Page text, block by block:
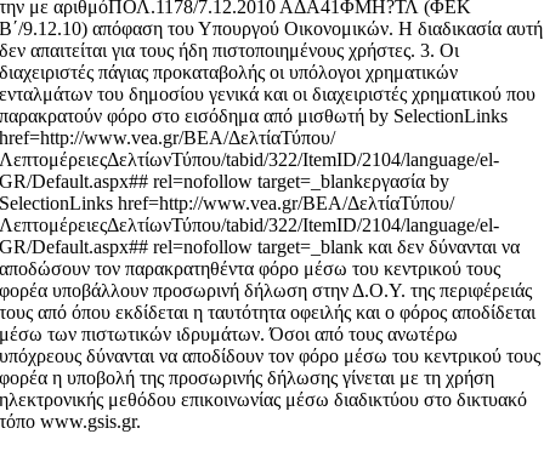
την με αριθμόΠΟΛ.1178/7.12.2010 ΑΔΑ41ΦΜΗ?ΤΛ (ΦΕΚ
Β΄/9.12.10) απόφαση του Υπουργού Οικονομικών. Η διαδικασία αυτή
δεν απαιτείται για τους ήδη πιστοποιημένους χρήστες. 3. Οι
διαχειριστές πάγιας προκαταβολής οι υπόλογοι χρηματικών
ενταλμάτων του δημοσίου γενικά και οι διαχειριστές χρηματικού που
παρακρατούν φόρο στο εισόδημα από μισθωτή by SelectionLinks
href=http://www.vea.gr/ΒΕΑ/ΔελτίαΤύπου/
ΛεπτομέρειεςΔελτίωνΤύπου/tabid/322/ItemID/2104/language/el-
GR/Default.aspx## rel=nofollow target=_blankεργασία by
SelectionLinks href=http://www.vea.gr/ΒΕΑ/ΔελτίαΤύπου/
ΛεπτομέρειεςΔελτίωνΤύπου/tabid/322/ItemID/2104/language/el-
GR/Default.aspx## rel=nofollow target=_blank και δεν δύνανται να
αποδώσουν τον παρακρατηθέντα φόρο μέσω του κεντρικού τους
φορέα υποβάλλουν προσωρινή δήλωση στην Δ.Ο.Υ. της περιφέρειάς
τους από όπου εκδίδεται η ταυτότητα οφειλής και ο φόρος αποδίδεται
μέσω των πιστωτικών ιδρυμάτων. Όσοι από τους ανωτέρω
υπόχρεους δύνανται να αποδίδουν τον φόρο μέσω του κεντρικού τους
φορέα η υποβολή της προσωρινής δήλωσης γίνεται με τη χρήση
ηλεκτρονικής μεθόδου επικοινωνίας μέσω διαδικτύου στο δικτυακό
τόπο www.gsis.gr.